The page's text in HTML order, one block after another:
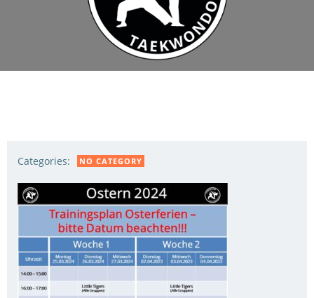
Categories: NO CATEGORY